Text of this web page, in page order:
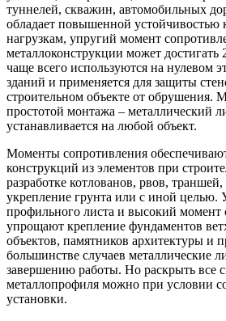
туннелей, скважин, автомобильных
обладает повышенной устойчивостью
нагрузкам, упругий момент
металлоконструкции может
чаще всего используются на нулевом
зданий и применяется для защиты
строительном объекте от обрушения.
простотой монтажа – металлический
устанавливается на любой объект.
Моменты сопротивления
конструкций из элементов при
разработке котлованов, рвов,
укрепление грунта или с иной целью.
профильного листа и высокий момент
упрощают крепление фундаментов
объектов, памятников архитектуры и
большинстве случаев металлические
завершению работы. Но раскрыть все
металлопрофиля можно при условии
установки.